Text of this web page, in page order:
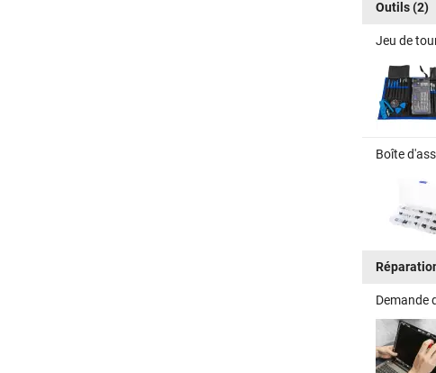
Outils(2)
Jeu de
Boîte
Demande